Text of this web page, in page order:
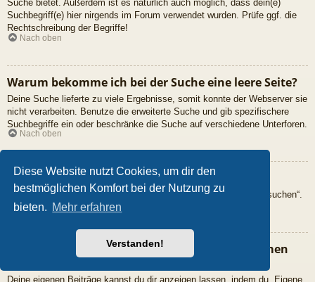
Diese Website nutzt Cookies, um dir den
bestmöglichen Komfort bei der Nutzung zu
bieten. Mehr erfahren
Verstanden!
Suche bietet. Außerdem ist es natürlich auch möglich, dass dein(e)
Suchbegriff(e) hier nirgends im Forum verwendet wurden. Prüfe ggf. die
Rechtschreibung der Begriffe!
Nach oben
Warum bekomme ich bei der Suche eine leere Seite?
Deine Suche lieferte zu viele Ergebnisse, somit konnte der Webserver sie
nicht verarbeiten. Benutze die erweiterte Suche und gib spezifischere
Suchbegriffe ein oder beschränke die Suche auf verschiedene Unterforen.
Nach oben
Wie kann ich nach Mitgliedern suchen?
Gehe zur „Mitglieder“-Seite und klicke auf „Nach einem Mitglied suchen“.
Nach oben
Wie kann ich meine eigenen Beiträge und Themen
Deine eigenen Beiträge kannst du dir anzeigen lassen, indem du „Eigene